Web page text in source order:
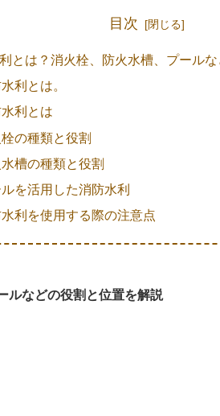
目次
とは？消火栓、防火水槽、プール
利とは。
利とは
の種類と役割
槽の種類と役割
を活用した消防水利
利を使用する際の注意点
ルなどの役割と位置を解説